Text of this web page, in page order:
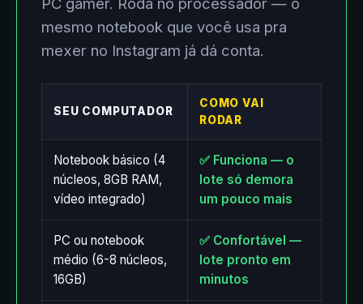
mesmo notebook que você usa pra
mexer no Instagram já dá conta.
SEU COMPUTADOR
COMO VAI
RODAR
Notebook básico (4
núcleos, 8GB RAM,
vídeo integrado)
✅ Funciona — o
lote só demora
um pouco mais
PC ou notebook
médio (6-8 núcleos,
16GB)
✅ Confortável —
lote pronto em
minutos